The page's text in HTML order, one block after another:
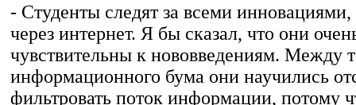
- Студенты следят за всеми
через интернет. Я бы сказал, что они
чувствительны к нововведениям. Между
информационного бума они научились
фильтровать поток информации, потому